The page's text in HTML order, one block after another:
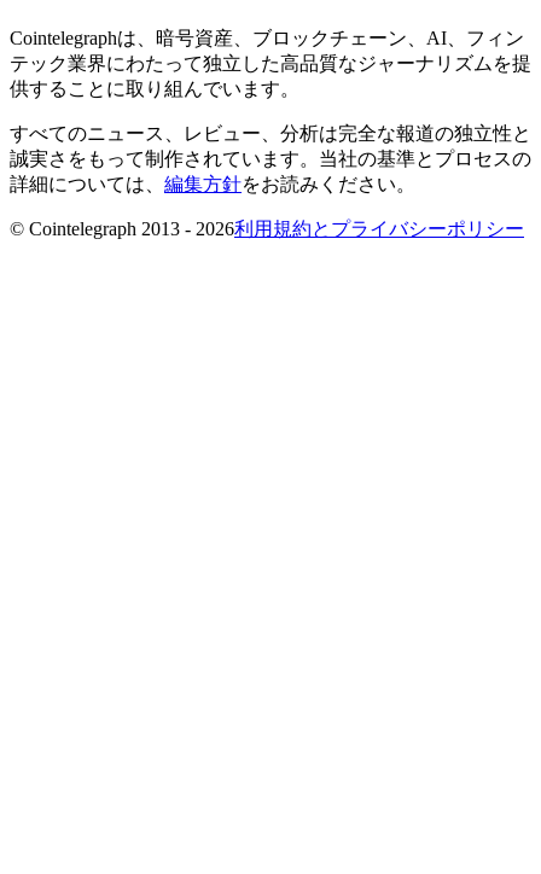
Cointelegraphは、暗号資産、ブロックチェーン、AI、フィン
テック業界にわたって独立した高品質なジャーナリズムを提
供することに取り組んでいます。
すべてのニュース、レビュー、分析は完全な報道の独立性と
誠実さをもって制作されています。当社の基準とプロセスの
詳細については、 編集方針をお読みください。
© Cointelegraph 2013 - 2026利用規約とプライバシーポリシー